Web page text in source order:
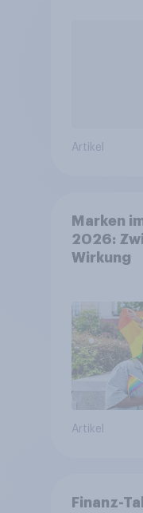
Artikel
Marken
2026:
Wirkung
Artikel
Finanz-